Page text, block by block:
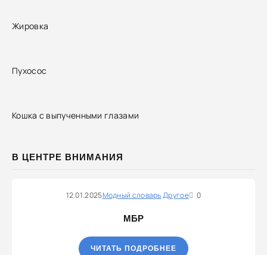
Жировка
Пухосос
Кошка с выпученными глазами
В ЦЕНТРЕ ВНИМАНИЯ
12.01.2025Модный словарьДругое 0
МБР
ЧИТАТЬ ПОДРОБНЕЕ